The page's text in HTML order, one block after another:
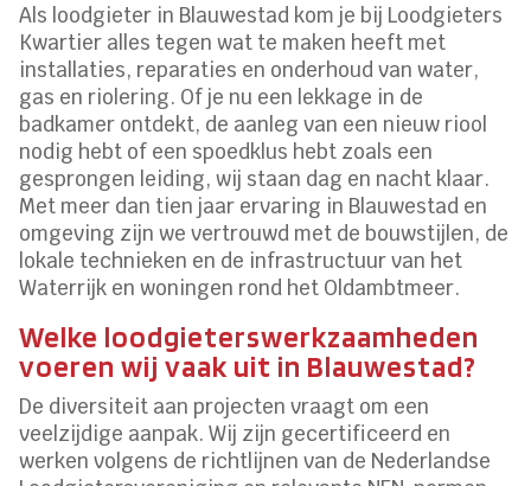
Als loodgieter in Blauwestad kom je bij Loodgieters
Kwartier alles tegen wat te maken heeft met
installaties, reparaties en onderhoud van water,
gas en riolering. Of je nu een lekkage in de
badkamer ontdekt, de aanleg van een nieuw riool
nodig hebt of een spoedklus hebt zoals een
gesprongen leiding, wij staan dag en nacht klaar.
Met meer dan tien jaar ervaring in Blauwestad en
omgeving zijn we vertrouwd met de bouwstijlen, de
lokale technieken en de infrastructuur van het
Waterrijk en woningen rond het Oldambtmeer.
Welke loodgieterswerkzaamheden
voeren wij vaak uit in Blauwestad?
De diversiteit aan projecten vraagt om een
veelzijdige aanpak. Wij zijn gecertificeerd en
werken volgens de richtlijnen van de Nederlandse